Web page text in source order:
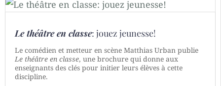
Le théâtre en classe: jouez jeunesse!
Le comédien et metteur en scène Matthias Urban publie
Le théâtre en classe, une brochure qui donne aux
enseignants des clés pour initier leurs élèves à cette
discipline.